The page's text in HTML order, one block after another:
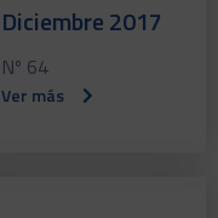
Diciembre 2017
Nº 64
Ver más